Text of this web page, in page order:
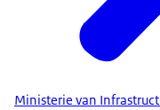
Ministerie van